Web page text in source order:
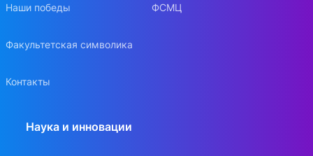
Наши победы
Факультетская символика
Контакты
ФСМЦ
Наука и инновации